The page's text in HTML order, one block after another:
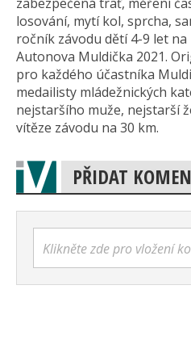
losování, mytí kol, sprcha,
ročník závodu dětí 4-9 let
Autonova Muldička 2021.
pro každého účastníka
medailisty mládežnických
nejstaršího muže, nejstarší
vítěze závodu na 30 km.
PŘIDAT
Klikněte zde pro vložení